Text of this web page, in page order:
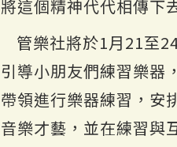
將這個精神代代相傳下
管樂社將於1月21至
引導小朋友們練習樂器
帶領進行樂器練習，安
音樂才藝，並在練習與